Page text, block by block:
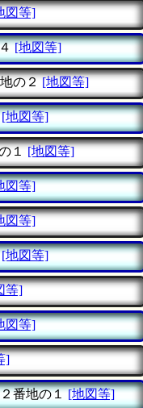
図等]
[地図等]
の２ [地図等]
[地図等]
１ [地図等]
図等]
図等]
[地図等]
等]
図等]
]
番地の１ [地図等]